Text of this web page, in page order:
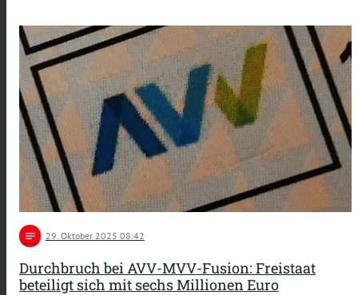
notes 29. Oktober 2025 08:42
Durchbruch bei AVV-MVV-Fusion: Freistaat
beteiligt sich mit sechs Millionen Euro